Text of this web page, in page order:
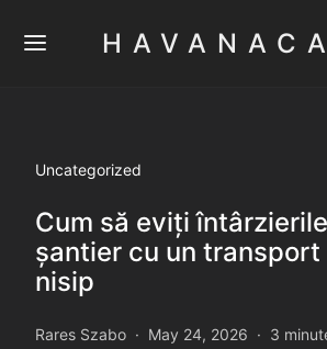
Uncategorized
Cum să eviți
șantier cu un transport
nisip
Rares Szabo May 24, 2026 3